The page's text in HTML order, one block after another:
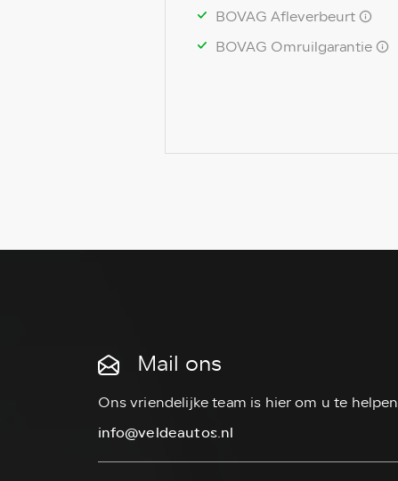
BOVAG Afleverbeurt
BOVAG Omruilgarantie
Mail ons
Ons vriendelijke team is hier om u te helpen
info@veldeautos.nl